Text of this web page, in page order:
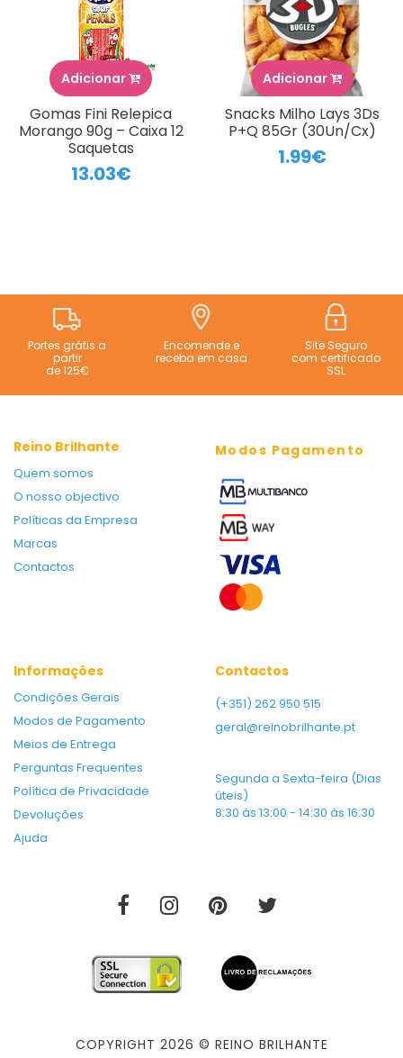
Adicionar
Gomas Fini Relepica
Morango 90g – Caixa 12
Saquetas
13.03€
Adicionar
Snacks Milho Lays 3Ds
P+Q 85Gr (30Un/Cx)
1.99€
Portes grátis a
partir
de 125€
Encomende e
receba em casa
Site Seguro
com certificado
SSL
Reino Brilhante
Quem somos
O nosso objectivo
Políticas da Empresa
Marcas
Contactos
Modos Pagamento
Informações
Condições Gerais
Modos de Pagamento
Meios de Entrega
Perguntas Frequentes
Política de Privacidade
Devoluções
Ajuda
Contactos
(+351) 262 950 515
geral@reinobrilhante.pt
Segunda a Sexta-feira (Dias
úteis)
8:30 às 13:00 - 14:30 às 16:30
COPYRIGHT 2026 © REINO BRILHANTE